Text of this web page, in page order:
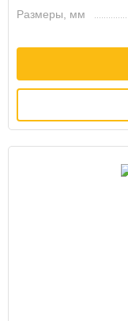
Размеры, мм